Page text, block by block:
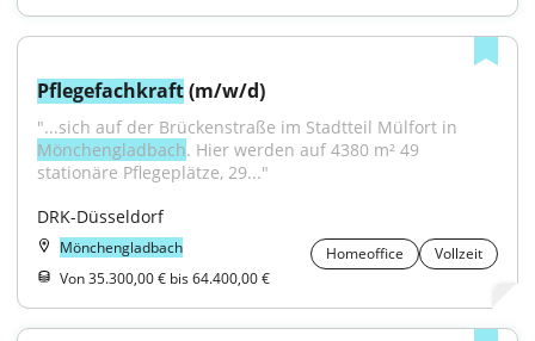
Pflegefachkraft (m/w/d)
Mönchengladbach. Hier werden auf 4380 m² 49
stationäre Pflegeplätze, 29..."
DRK-Düsseldorf
Mönchengladbach Homeoffice
Vollzeit
Von 35.300,00 € bis 64.400,00 €